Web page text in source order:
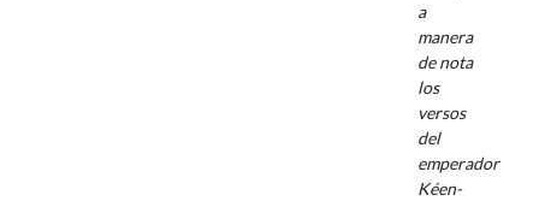
a
manera
de nota
los
versos
del
emperador
Kéen-